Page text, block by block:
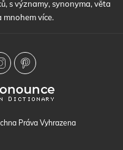
s významy, synonyma, věta
mnohem více.
Práva Vyhrazena